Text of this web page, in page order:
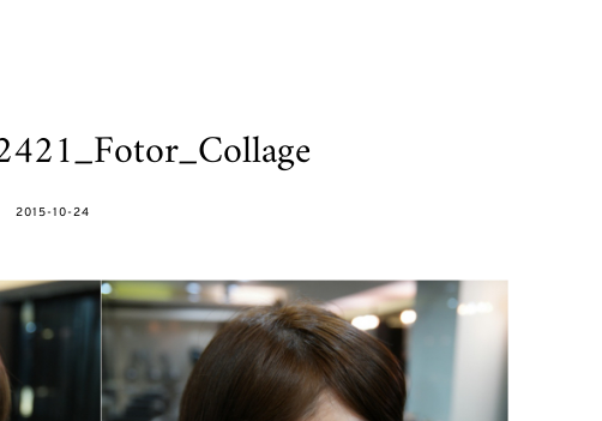
POSTED
2015-10-24